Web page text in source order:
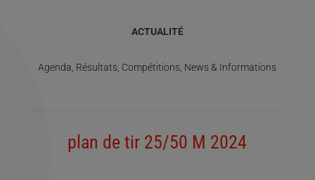
ACTUALITÉ
Agenda, Résultats, Compétitions, News & Informations
plan de tir 25/50 M 2024